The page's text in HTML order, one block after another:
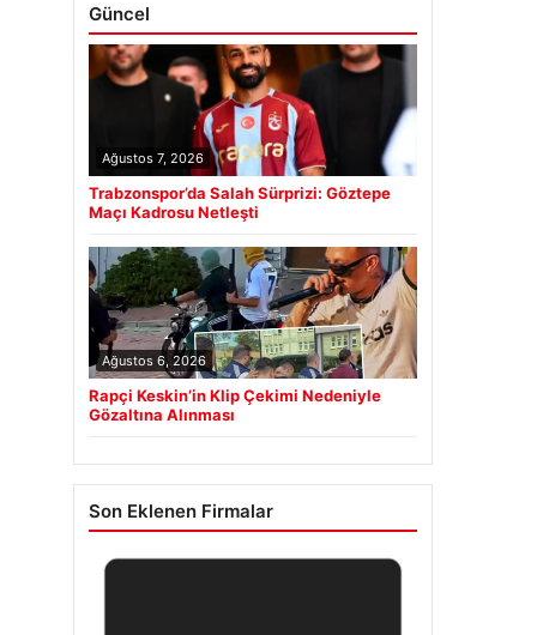
Güncel
Ağustos 7, 2026
Trabzonspor’da Salah Sürprizi: Göztepe
Maçı Kadrosu Netleşti
Ağustos 6, 2026
Rapçi Keskin’in Klip Çekimi Nedeniyle
Gözaltına Alınması
Son Eklenen Firmalar